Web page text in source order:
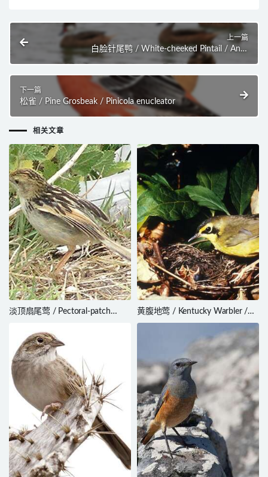
上一篇
白脸针尾鸭 / White-cheeked Pintail / Anas
bahamensis
下一篇
松雀 / Pine Grosbeak / Pinicola enucleator
相关文章
淡顶扇尾莺 / Pectoral-patch
黄腹地莺 / Kentucky Warbler /
Geothlypis formosa